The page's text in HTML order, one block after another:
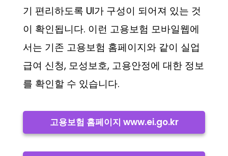
기 편리하도록 UI가 구성이 되어져 있는 것
이 확인됩니다. 이런 고용보험 모바일웹에
서는 기존 고용보험 홈페이지와 같이 실업
급여 신청, 모성보호, 고용안정에 대한 정보
를 확인할 수 있습니다.
고용보험 홈페이지 www.ei.go.kr